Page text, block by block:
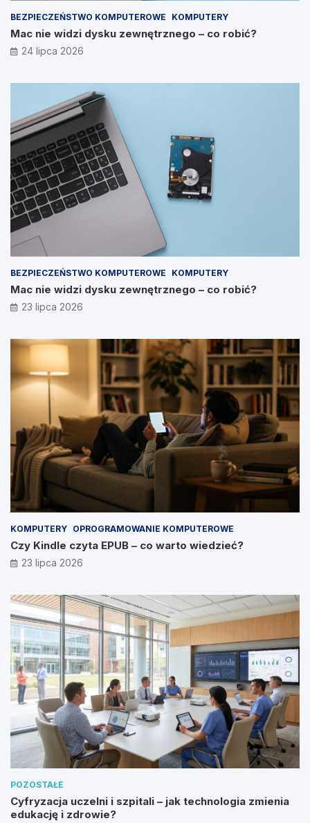
BEZPIECZEŃSTWO KOMPUTEROWE KOMPUTERY
Mac nie widzi dysku zewnętrznego – co robić?
24 lipca 2026
BEZPIECZEŃSTWO KOMPUTEROWE KOMPUTERY
Mac nie widzi dysku zewnętrznego – co robić?
23 lipca 2026
KOMPUTERY OPROGRAMOWANIE KOMPUTEROWE
Czy Kindle czyta EPUB – co warto wiedzieć?
23 lipca 2026
POZOSTAŁE
Cyfryzacja uczelni i szpitali – jak technologia zmienia
edukację i zdrowie?